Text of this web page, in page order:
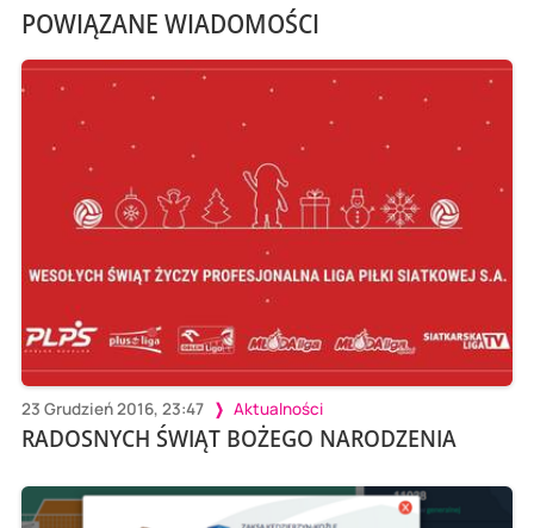
POWIĄZANE WIADOMOŚCI
23 Grudzień 2016, 23:47 Aktualności
RADOSNYCH ŚWIĄT BOŻEGO NARODZENIA